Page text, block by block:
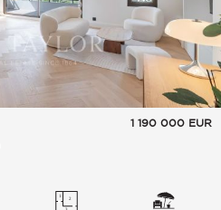
1 190 000 EUR